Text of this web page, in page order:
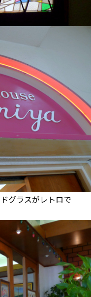
グラスがレトロで